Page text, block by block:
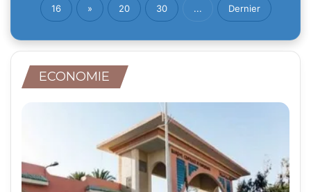
16 » 20 30 ... Dernier
ECONOMIE